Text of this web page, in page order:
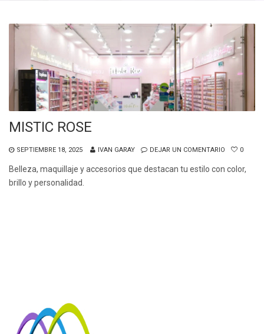
MISTIC ROSE
SEPTIEMBRE 18, 2025 IVAN GARAY DEJAR UN COMENTARIO 0
Belleza, maquillaje y accesorios que destacan tu estilo con color,
brillo y personalidad.